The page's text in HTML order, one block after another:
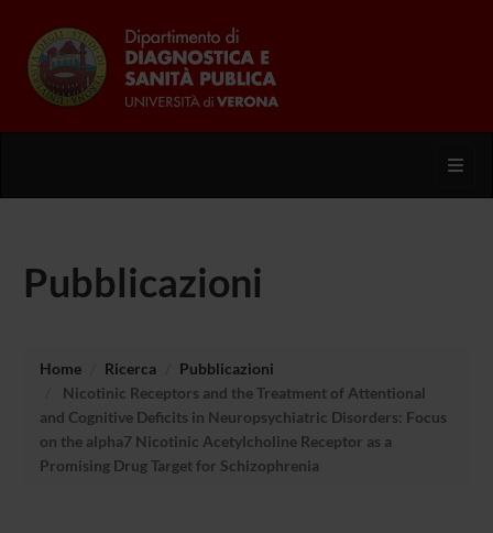
Pubblicazioni
Home Ricerca
Pubblicazioni
Nicotinic Receptors and the Treatment of Attentional
and Cognitive Deficits in Neuropsychiatric Disorders: Focus
on the alpha7 Nicotinic Acetylcholine Receptor as a
Promising Drug Target for Schizophrenia